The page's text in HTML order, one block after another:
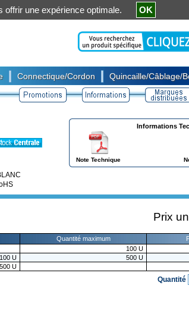
Connectique/Cordon Quincaille/Câblage/
Informations
Note Technique
Prix
Quantité maximum
100 U
100 U 500 U
500 U
Quantité
offrir une expérience optimale. OK